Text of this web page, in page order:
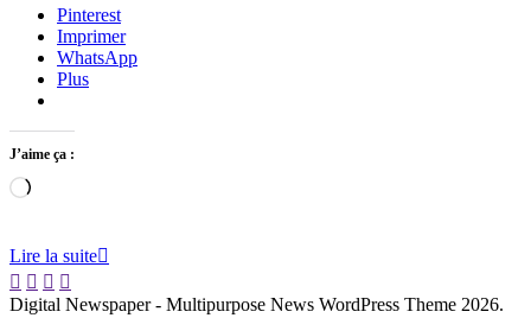
Pinterest
Imprimer
WhatsApp
Plus
J’aime ça :
Chargement…
Lire la suite
Digital Newspaper - Multipurpose News WordPress Theme 2026.